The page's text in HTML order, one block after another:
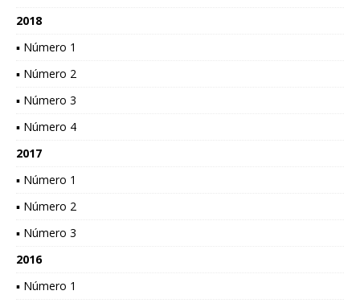
2018
▪ Número 1
▪ Número 2
▪ Número 3
▪ Número 4
2017
▪ Número 1
▪ Número 2
▪ Número 3
2016
▪ Número 1